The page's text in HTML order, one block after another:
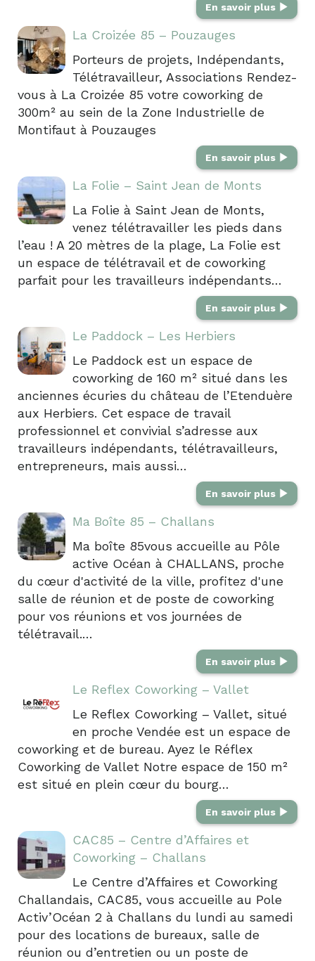
En savoir plus
La Croizée 85 – Pouzauges
Porteurs de projets, Indépendants,
Télétravailleur, Associations Rendez-
vous à La Croizée 85 votre coworking de
300m² au sein de la Zone Industrielle de
Montifaut à Pouzauges
En savoir plus
La Folie – Saint Jean de Monts
La Folie à Saint Jean de Monts,
venez télétravailler les pieds dans
l’eau ! A 20 mètres de la plage, La Folie est
un espace de télétravail et de coworking
parfait pour les travailleurs indépendants…
En savoir plus
Le Paddock – Les Herbiers
Le Paddock est un espace de
coworking de 160 m² situé dans les
anciennes écuries du château de l’Etenduère
aux Herbiers. Cet espace de travail
professionnel et convivial s’adresse aux
travailleurs indépendants, télétravailleurs,
entrepreneurs, mais aussi…
En savoir plus
Ma Boîte 85 – Challans
Ma boîte 85vous accueille au Pôle
active Océan à CHALLANS, proche
du cœur d'activité de la ville, profitez d'une
salle de réunion et de poste de coworking
pour vos réunions et vos journées de
télétravail.…
En savoir plus
Le Reflex Coworking – Vallet
Le Reflex Coworking – Vallet, situé
en proche Vendée est un espace de
coworking et de bureau. Ayez le Réflex
Coworking de Vallet Notre espace de 150 m²
est situé en plein cœur du bourg…
En savoir plus
CAC85 – Centre d’Affaires et
Coworking – Challans
Le Centre d’Affaires et Coworking
Challandais, CAC85, vous accueille au Pole
Activ’Océan 2 à Challans du lundi au samedi
pour des locations de bureaux, salle de
réunion ou d’entretien ou un poste de